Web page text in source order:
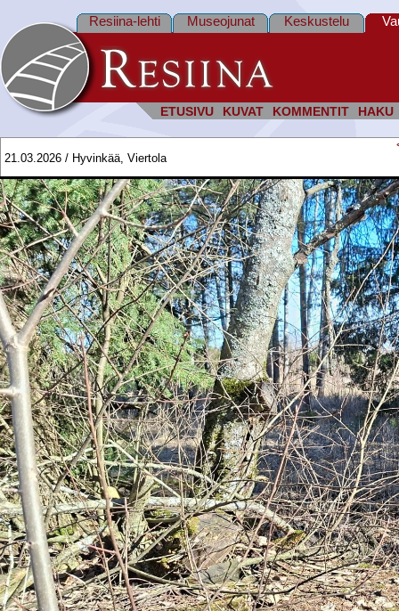
ETUSIVU KUVAT KOMMENTIT HAKU
Resiina-lehti Museojunat Keskustelu
21.03.2026 / Hyvinkää, Viertola